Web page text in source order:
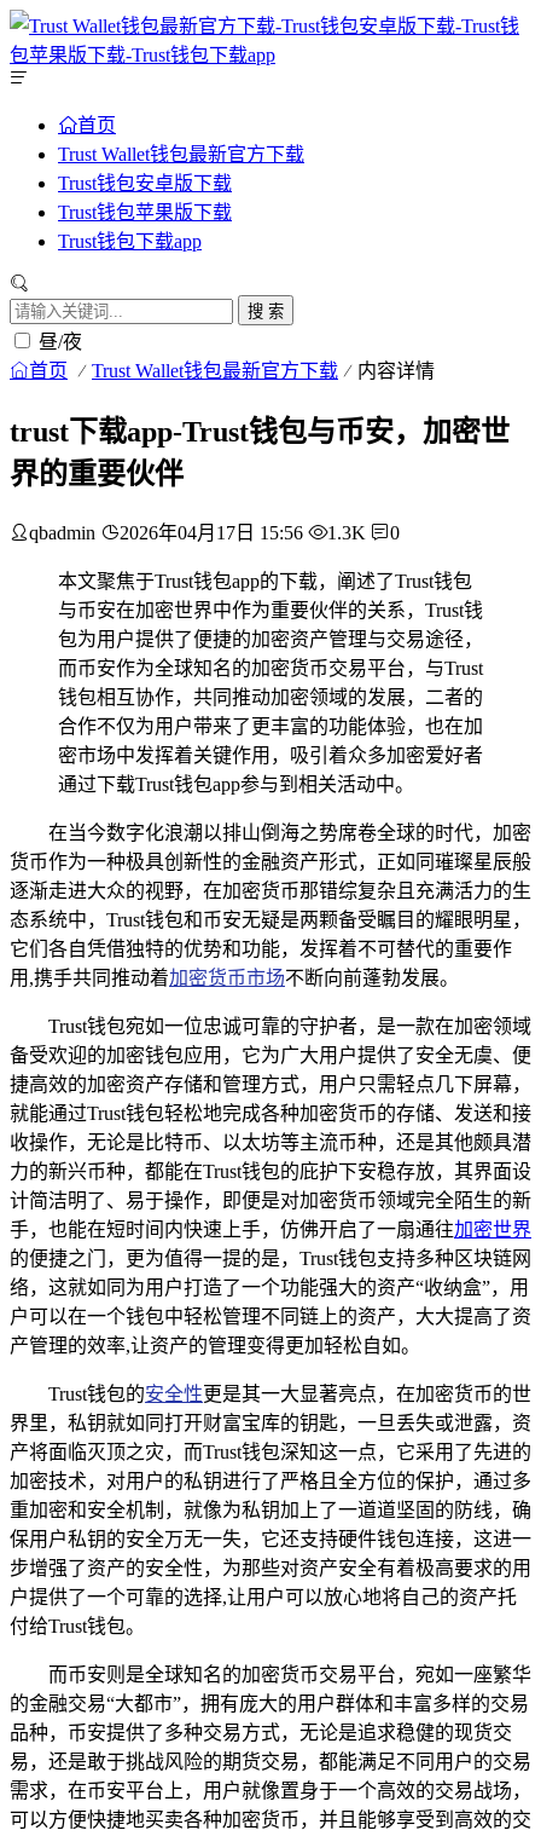
首页
Trust Wallet钱包最新官方下载
Trust钱包安卓版下载
Trust钱包苹果版下载
Trust钱包下载app
搜 索
昼/夜
首页 Trust Wallet钱包最新官方下载 内容详情
trust下载app-Trust钱包与币安，加密世
界的重要伙伴
qbadmin 2026年04月17日 15:56 1.3K 0
本文聚焦于Trust钱包app的下载，阐述了Trust钱包
与币安在加密世界中作为重要伙伴的关系，Trust钱
包为用户提供了便捷的加密资产管理与交易途径，
而币安作为全球知名的加密货币交易平台，与Trust
钱包相互协作，共同推动加密领域的发展，二者的
合作不仅为用户带来了更丰富的功能体验，也在加
密市场中发挥着关键作用，吸引着众多加密爱好者
通过下载Trust钱包app参与到相关活动中。
在当今数字化浪潮以排山倒海之势席卷全球的时代，加密
货币作为一种极具创新性的金融资产形式，正如同璀璨星辰般
逐渐走进大众的视野，在加密货币那错综复杂且充满活力的生
态系统中，Trust钱包和币安无疑是两颗备受瞩目的耀眼明星，
它们各自凭借独特的优势和功能，发挥着不可替代的重要作
用,携手共同推动着加密货币市场不断向前蓬勃发展。
Trust钱包宛如一位忠诚可靠的守护者，是一款在加密领域
备受欢迎的加密钱包应用，它为广大用户提供了安全无虞、便
捷高效的加密资产存储和管理方式，用户只需轻点几下屏幕，
就能通过Trust钱包轻松地完成各种加密货币的存储、发送和接
收操作，无论是比特币、以太坊等主流币种，还是其他颇具潜
力的新兴币种，都能在Trust钱包的庇护下安稳存放，其界面设
计简洁明了、易于操作，即便是对加密货币领域完全陌生的新
手，也能在短时间内快速上手，仿佛开启了一扇通往加密世界
的便捷之门，更为值得一提的是，Trust钱包支持多种区块链网
络，这就如同为用户打造了一个功能强大的资产“收纳盒”，用
户可以在一个钱包中轻松管理不同链上的资产，大大提高了资
产管理的效率,让资产的管理变得更加轻松自如。
Trust钱包的安全性更是其一大显著亮点，在加密货币的世
界里，私钥就如同打开财富宝库的钥匙，一旦丢失或泄露，资
产将面临灭顶之灾，而Trust钱包深知这一点，它采用了先进的
加密技术，对用户的私钥进行了严格且全方位的保护，通过多
重加密和安全机制，就像为私钥加上了一道道坚固的防线，确
保用户私钥的安全万无一失，它还支持硬件钱包连接，这进一
步增强了资产的安全性，为那些对资产安全有着极高要求的用
户提供了一个可靠的选择,让用户可以放心地将自己的资产托
付给Trust钱包。
而币安则是全球知名的加密货币交易平台，宛如一座繁华
的金融交易“大都市”，拥有庞大的用户群体和丰富多样的交易
品种，币安提供了多种交易方式，无论是追求稳健的现货交
易，还是敢于挑战风险的期货交易，都能满足不同用户的交易
需求，在币安平台上，用户就像置身于一个高效的交易战场，
可以方便快捷地买卖各种加密货币，并且能够享受到高效的交